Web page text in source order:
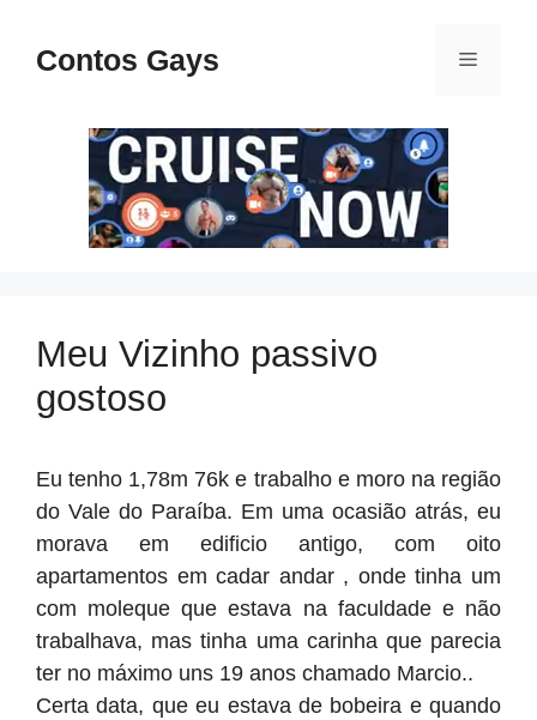
paraContos Gays Menu
Meu Vizinho passivo
gostoso
Eu tenho 1,78m 76k e trabalho e moro na região
do Vale do Paraíba. Em uma ocasião atrás, eu
morava em edificio antigo, com oito
apartamentos em cadar andar , onde tinha um
com moleque que estava na faculdade e não
trabalhava, mas tinha uma carinha que parecia
ter no máximo uns 19 anos chamado Marcio..
Certa data, que eu estava de bobeira e quando